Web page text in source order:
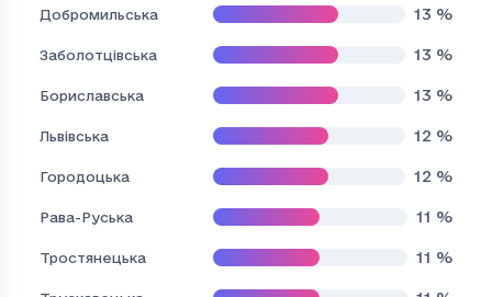
Добромильська 13 %
Заболотцівська 13 %
Бориславська 13 %
Львівська 12 %
Городоцька 12 %
Рава-Руська 11 %
Тростянецька 11 %